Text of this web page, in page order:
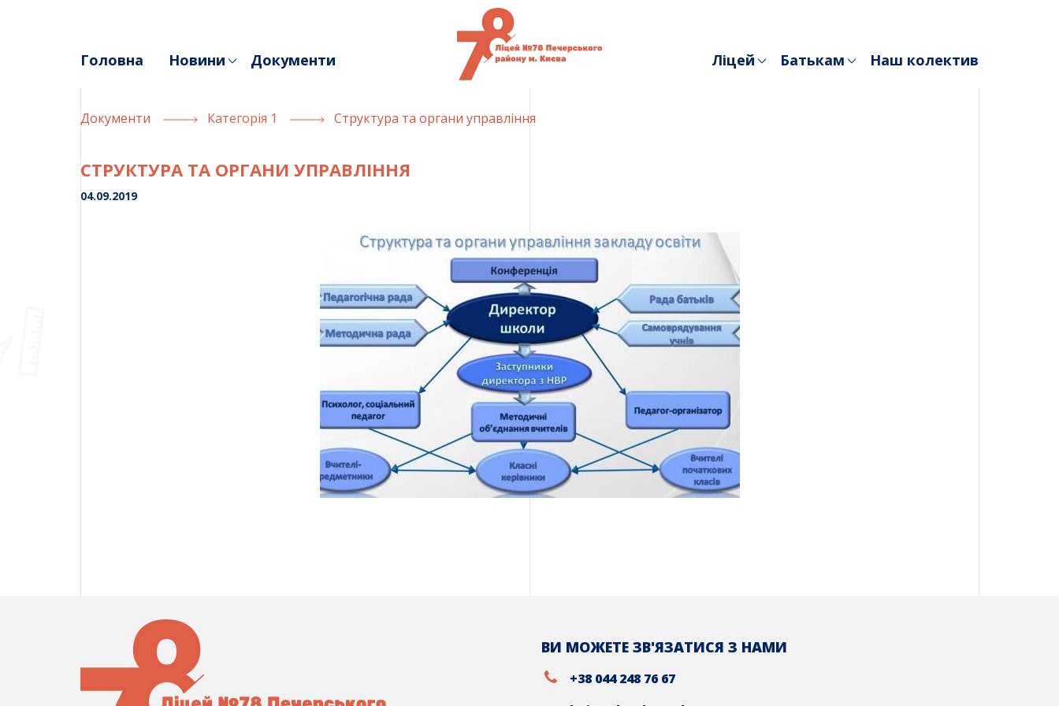
Головна Новини Документи Ліцей Батькам Наш колектив
Документи Категорія 1 Структура та органи управління
СТРУКТУРА ТА ОРГАНИ УПРАВЛІННЯ
04.09.2019
ВИ МОЖЕТЕ ЗВ'ЯЗАТИСЯ З НАМИ
+38 044 248 76 67